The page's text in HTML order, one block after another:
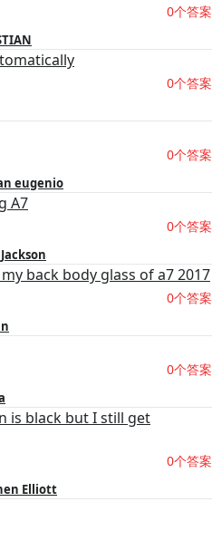
0个答案
0个答案
0个答案
eugenio
A7
0个答案
back body glass of a7 2017
0个答案
0个答案
is black but I still get
0个答案
Elliott